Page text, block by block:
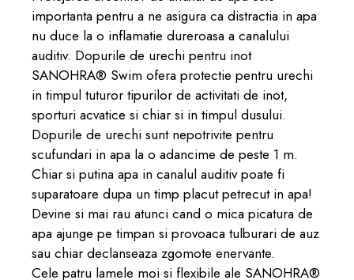
importanta pentru a ne asigura ca distractia in apa
nu duce la o inflamatie dureroasa a canalului
auditiv. Dopurile de urechi pentru inot
SANOHRA® Swim ofera protectie pentru urechi
in timpul tuturor tipurilor de activitati de inot,
sporturi acvatice si chiar si in timpul dusului.
Dopurile de urechi sunt nepotrivite pentru
scufundari in apa la o adancime de peste 1 m.
Chiar si putina apa in canalul auditiv poate fi
suparatoare dupa un timp placut petrecut in apa!
Devine si mai rau atunci cand o mica picatura de
apa ajunge pe timpan si provoaca tulburari de auz
sau chiar declanseaza zgomote enervante.
Cele patru lamele moi si flexibile ale SANOHRA®